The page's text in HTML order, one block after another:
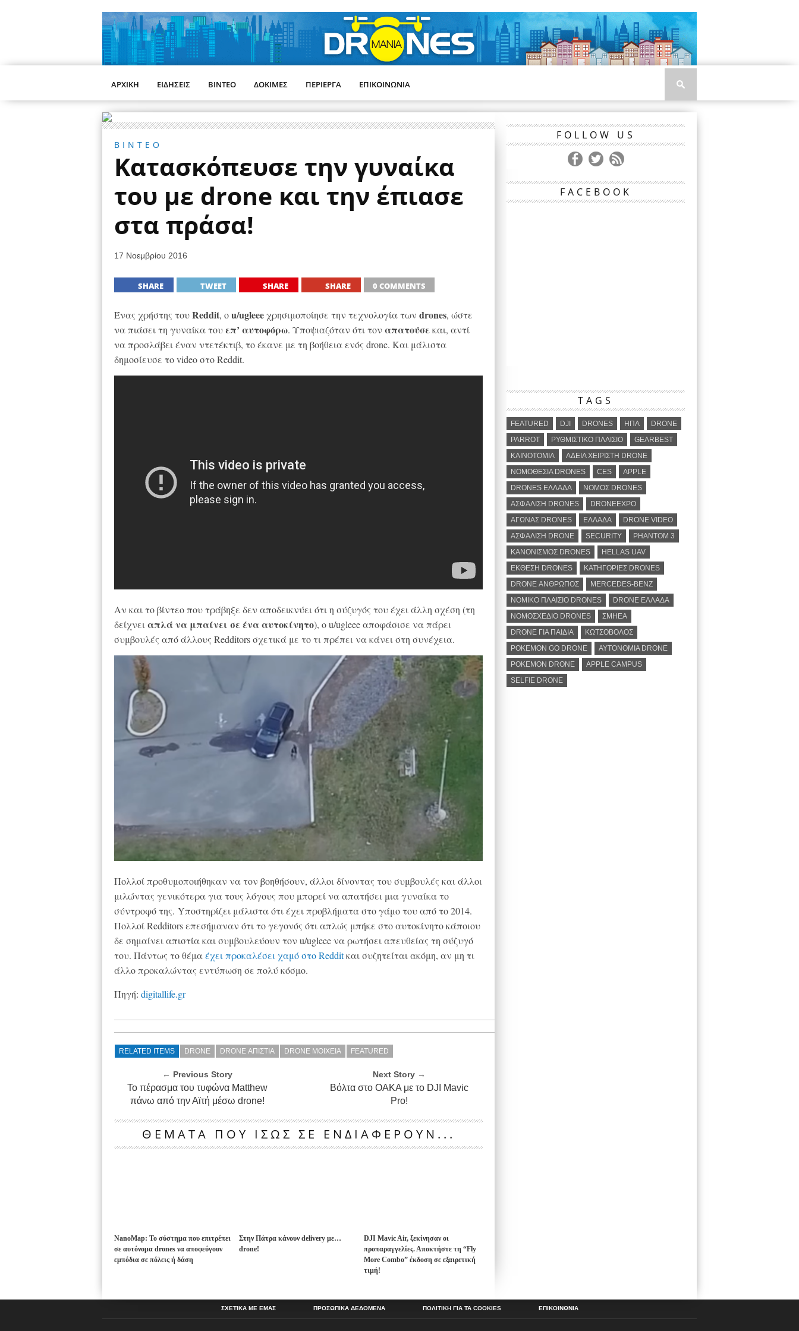
ΑΡΧΙΚΗ ΕΙΔΗΣΕΙΣ ΒΙΝΤΕΟ ΔΟΚΙΜΕΣ ΠΕΡΙΕΡΓΑ ΕΠΙΚΟΙΝΩΝΙΑ
ΒΙΝΤΕΟ
Κατασκόπευσε την γυναίκα
του με drone και την έπιασε
στα πράσα!
17 Νοεμβρίου 2016
SHARE TWEET SHARE SHARE 0 COMMENTS
Ένας χρήστης τουReddit, οu/ugleeeχρησιμοποίησε την τεχνολογία των drones, ώστε
να πιάσει τη γυναίκα τουεπ’ αυτοφόρω. Υποψιαζόταν ότι τον απατούσεκαι, αντί
να προσλάβει έναν ντετέκτιβ, το έκανε με τη βοήθεια ενός drone. Και μάλιστα
δημοσίευσε το video στο Reddit.
Αν και το βίντεο που τράβηξε δεν αποδεικνύει ότι η σύζυγός του έχει άλλη σχέση (τη
δείχνειαπλά να μπαίνει σε ένα αυτοκίνητο), ο u/ugleee αποφάσισε να πάρει
συμβουλές από άλλους Redditors σχετικά με το τι πρέπει να κάνει στη συνέχεια.
Πολλοί προθυμοποιήθηκαν να τον βοηθήσουν, άλλοι δίνοντας του συμβουλές και άλλοι
μιλώντας γενικότερα για τους λόγους που μπορεί να απατήσει μια γυναίκα το
σύντροφό της. Yποστηρίζει μάλιστα ότι έχει προβλήματα στο γάμο του από το 2014.
Πολλοί Redditors επεσήμαναν ότι το γεγονός ότι απλώς μπήκε στο αυτοκίνητο κάποιου
δε σημαίνει απιστία και συμβουλεύουν τον u/ugleee να ρωτήσει απευθείας τη σύζυγό
του. Πάντως το θέμαέχει προκαλέσει χαμό στο Redditκαι συζητείται ακόμη, αν μη τι
άλλο προκαλώντας εντύπωση σε πολύ κόσμο.
Πηγή: digitallife.gr
RELATED ITEMS DRONE DRONE ΑΠΙΣΤΙΑ DRONE ΜΟΙΧΕΙΑ FEATURED
← Previous Story
Το πέρασμα του τυφώνα Matthew
πάνω από την Αϊτή μέσω drone!
Next Story →
Βόλτα στο ΟΑΚΑ με το DJI Mavic
Pro!
ΘΕΜΑΤΑ ΠΟΥ ΙΣΩΣ ΣΕ ΕΝΔΙΑΦΕΡΟΥΝ...
NanoMap: Το σύστημα που επιτρέπει
σε αυτόνομα drones να αποφεύγουν
εμπόδια σε πόλεις ή δάση
Στην Πάτρα κάνουν delivery με…
drone!
DJI Mavic Air, ξεκίνησαν οι
προπαραγγελίες. Αποκτήστε τη “Fly
More Combo” έκδοση σε εξαιρετική
τιμή!
FOLLOW US
FACEBOOK
TAGS
FEATURED DJI DRONES ΗΠΑ
DRONE
PARROT
ΡΥΘΜΙΣΤΙΚΟ ΠΛΑΙΣΙΟ
GEARBEST
ΚΑΙΝΟΤΟΜΙΑ
ΑΔΕΙΑ ΧΕΙΡΙΣΤΗ DRONE
ΝΟΜΟΘΕΣΙΑ DRONES
CES
APPLE
DRONES ΕΛΛΑΔΑ
ΝΟΜΟΣ DRONES
ΑΣΦΑΛΙΣΗ DRONES
DRONEEXPO
ΑΓΩΝΑΣ DRONES
ΕΛΛΑΔΑ
DRONE VIDEO
ΑΣΦΑΛΙΣΗ DRONE
SECURITY
PHANTOM 3
ΚΑΝΟΝΙΣΜΟΣ DRONES
HELLAS UAV
ΕΚΘΕΣΗ DRONES
ΚΑΤΗΓΟΡΙΕΣ DRONES
DRONE ΑΝΘΡΩΠΟΣ
MERCEDES-BENZ
ΝΟΜΙΚΟ ΠΛΑΙΣΙΟ DRONES
DRONE ΕΛΛΑΔΑ
ΝΟΜΟΣΧΕΔΙΟ DRONES
ΣΜΗΕΑ
DRONE ΓΙΑ ΠΑΙΔΙΑ
ΚΩΤΣΟΒΟΛΟΣ
POKEMON GO DRONE
ΑΥΤΟΝΟΜΙΑ DRONE
POKEMON DRONE
APPLE CAMPUS
SELFIE DRONE
ΣΧΕΤΙΚΑ ΜΕ ΕΜΑΣ ΠΡΟΣΩΠΙΚΑ ΔΕΔΟΜΕΝΑ ΠΟΛΙΤΙΚΗ ΓΙΑ ΤΑ COOKIES ΕΠΙΚΟΙΝΩΝΙΑ